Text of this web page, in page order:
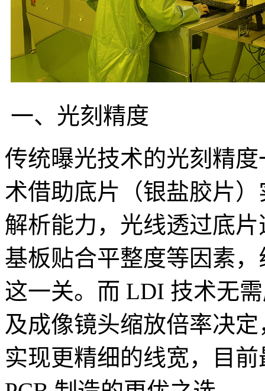
一、光刻精度
传统曝光技术的光刻精
术借助底片（银盐胶片
解析能力，光线透过底
基板贴合平整度等因素
这一关。而 LDI 技术无
及成像镜头缩放倍率决
实现更精细的线宽，目